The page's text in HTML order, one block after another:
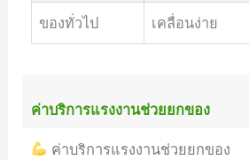
ของทั่วไป เคลื่อนง่าย
ค่าบริการแรงงานช่วยยกของ
ค่าบริการแรงงานช่วยยกของ